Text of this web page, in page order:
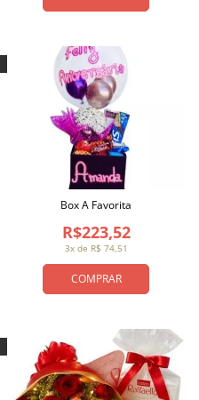
COMPRAR
3x de R$ 74,51
R$223,52
Box A Favorita